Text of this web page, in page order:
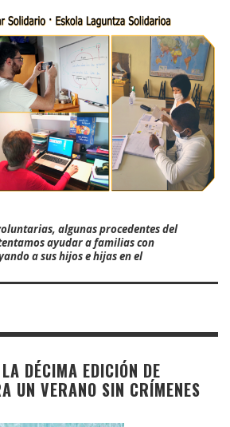
algunas procedentes del
ayudar a familias con
a sus hijos e hijas en el
DÉCIMA EDICIÓN DE
UN VERANO SIN CRÍMENES